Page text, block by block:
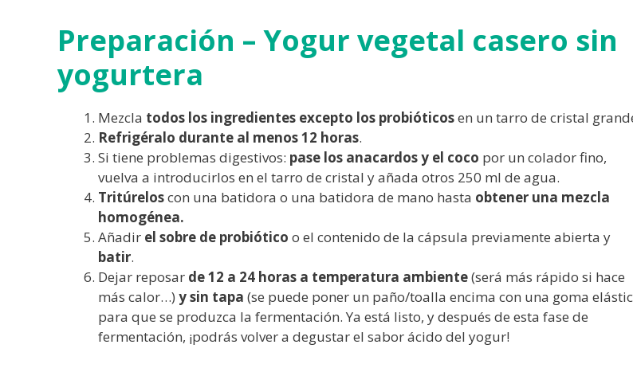
Preparación – Yogur vegetal casero sin
yogurtera
Mezcla todos los ingredientes excepto los probióticosen un tarro de cristal
Refrigéralo durante al menos 12 horas.
Si tiene problemas digestivos: pase los anacardos y el coco por un colador fino,
vuelva a introducirlos en el tarro de cristal y añada otros 250 ml de agua.
Tritúreloscon una batidora o una batidora de mano hasta obtener una mezcla
homogénea.
Añadir el sobre de probiótico o el contenido de la cápsula previamente abierta y
batir.
Dejar reposar de 12 a 24 horas a temperatura ambiente(será más rápido si hace
más calor…) y sin tapa (se puede poner un paño/toalla encima con una goma
para que se produzca la fermentación. Ya está listo, y después de esta fase de
fermentación, ¡podrás volver a degustar el sabor ácido del yogur!